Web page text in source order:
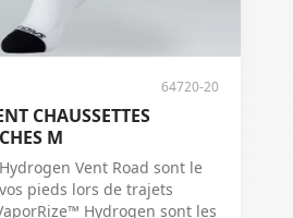
64720-20
CHAUSSETTES
M
Vent Road sont le
pieds lors de trajets
Hydrogen sont les